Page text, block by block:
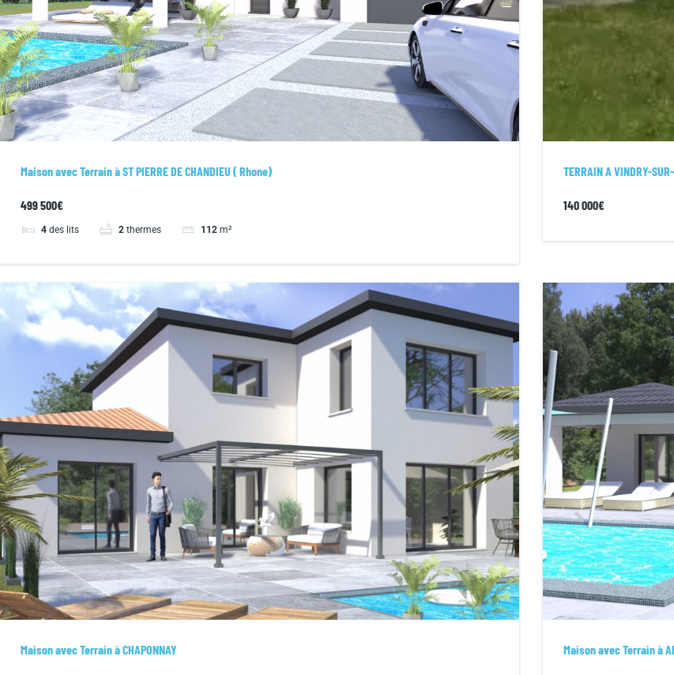
Maison avec Terrain à ST PIERRE DE CHANDIEU ( Rhone)
499 500€
4 des lits 2 thermes 112 m²
TERRAIN A VINDRY-
140 000€
Maison avec Terrain à CHAPONNAY Maison avec Terrain à